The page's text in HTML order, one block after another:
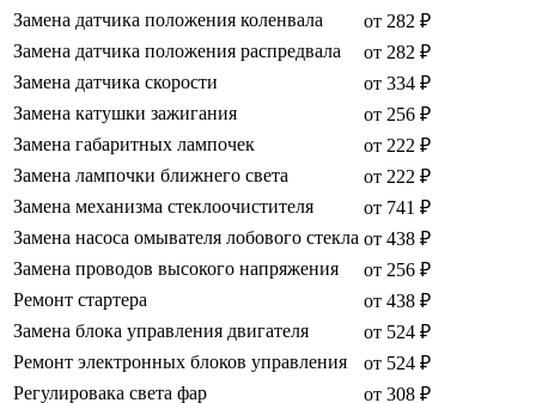
Замена датчика положения коленвала
от 282 ₽
Замена датчика положения распредвала
от 282 ₽
Замена датчика скорости
от 334 ₽
Замена катушки зажигания
от 256 ₽
Замена габаритных лампочек
от 222 ₽
Замена лампочки ближнего света
от 222 ₽
Замена механизма стеклоочистителя
от 741 ₽
Замена насоса омывателя лобового стекла от 438 ₽
Замена проводов высокого напряжения
от 256 ₽
Ремонт стартера
от 438 ₽
Замена блока управления двигателя
от 524 ₽
Ремонт электронных блоков управления
от 524 ₽
Регулировака света фар
от 308 ₽